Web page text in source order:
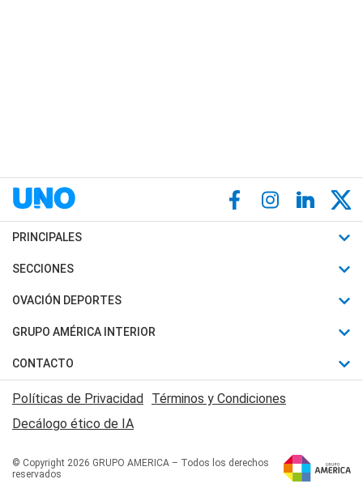
PRINCIPALES
Últimas Noticias
Política
Judiciales
Economia
SECCIONES
Horóscopo
Motores
Trucos caseros
Series y Películas
Edictos y Solicitadas
OVACIÓN DEPORTES
Fútbol
Mundial
Automovilismo
Rugby
Básquet
GRUPO AMÉRICA INTERIOR
Canal 7 en Vivo
San Juan 8
CONTACTO
Acerca de Nosotros
Contactanos
Políticas de Privacidad Términos y Condiciones
Decálogo ético de IA
© Copyright 2026 GRUPO AMERICA – Todos los derechos
reservados